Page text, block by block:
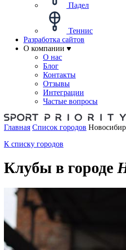
Падел
Теннис
Разработка сайтов
О компании
О нас
Блог
Контакты
Отзывы
Интеграции
Частые вопросы
Главная Список городов
К списку городов
Клубы в городе